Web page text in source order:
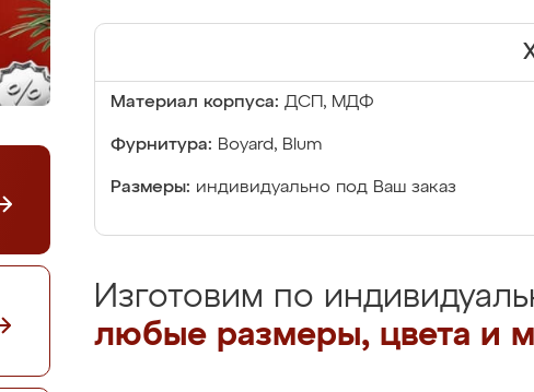
Материал корпуса: ДСП, МДФ
Фурнитура: Boyard, Blum
Размеры: индивидуально под Ваш заказ
Изготовим по
любые размеры, цвета и